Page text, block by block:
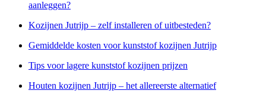
aanleggen?
Kozijnen Jutrijp – zelf installeren of uitbesteden?
Gemiddelde kosten voor kunststof kozijnen Jutrijp
Tips voor lagere kunststof kozijnen prijzen
Houten kozijnen Jutrijp – het allereerste alternatief